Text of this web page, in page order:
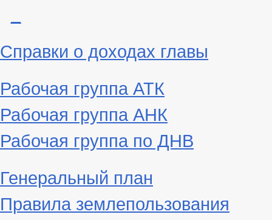
Справки о доходах главы
Рабочая группа АТК
Рабочая группа АНК
Рабочая группа по ДНВ
Генеральный план
Правила землепользования